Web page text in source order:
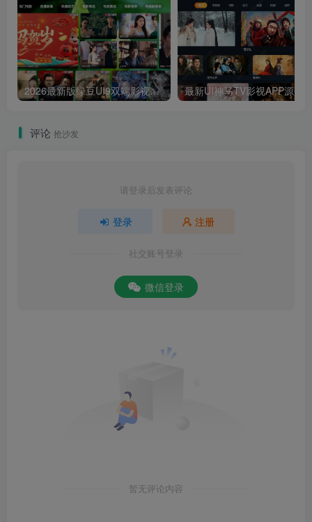
2026最新版绿豆UI9双端影视APP源码
评论 抢沙发
请登录后发表评论
登录 注册
社交账号登录
微信登录
暂无评论内容